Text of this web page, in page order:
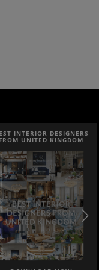
INTERIOR DESIGNERS
FROM UNITED KINGDOM